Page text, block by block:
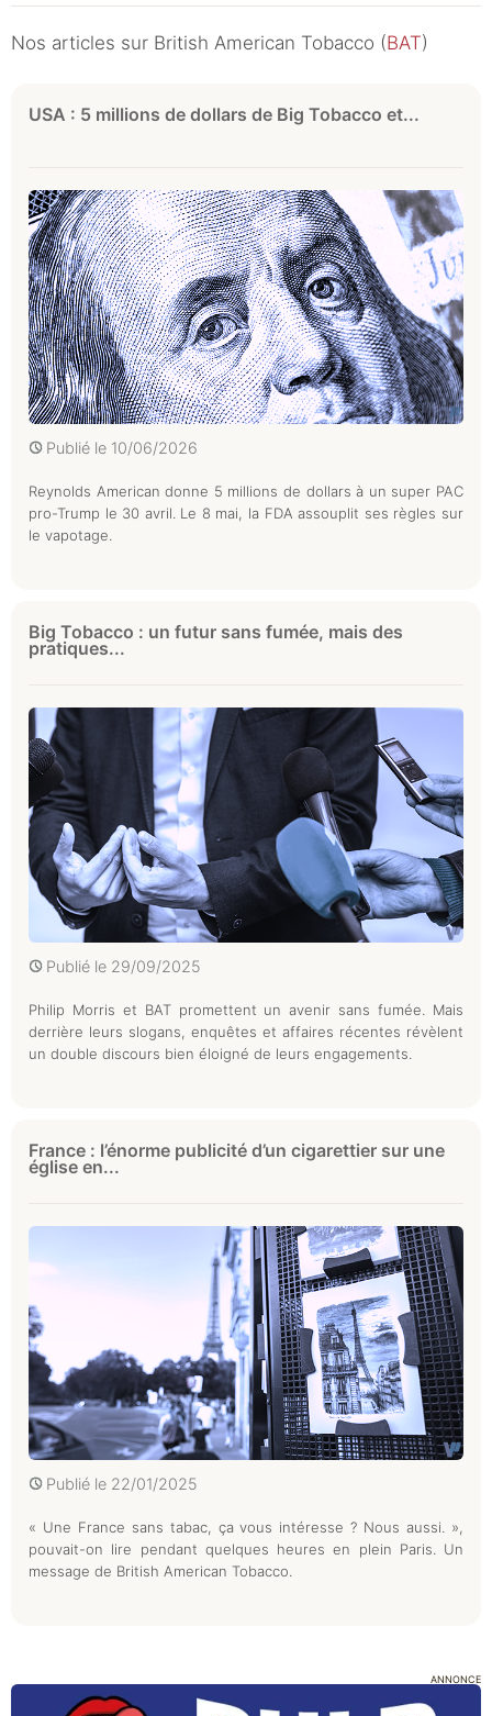
Nos articles sur British American Tobacco (BAT)
USA : 5 millions de dollars de Big Tobacco et...
Publié le 10/06/2026
Reynolds American donne 5 millions de dollars à un super PAC
pro-Trump le 30 avril. Le 8 mai, la FDA assouplit ses règles sur
le vapotage.
Big Tobacco : un futur sans fumée, mais des
pratiques...
Publié le 29/09/2025
Philip Morris et BAT promettent un avenir sans fumée. Mais
derrière leurs slogans, enquêtes et affaires récentes révèlent
un double discours bien éloigné de leurs engagements.
France : l’énorme publicité d’un cigarettier sur une
église en...
Publié le 22/01/2025
« Une France sans tabac, ça vous intéresse ? Nous aussi. »,
pouvait-on lire pendant quelques heures en plein Paris. Un
message de British American Tobacco.
ANNONCE